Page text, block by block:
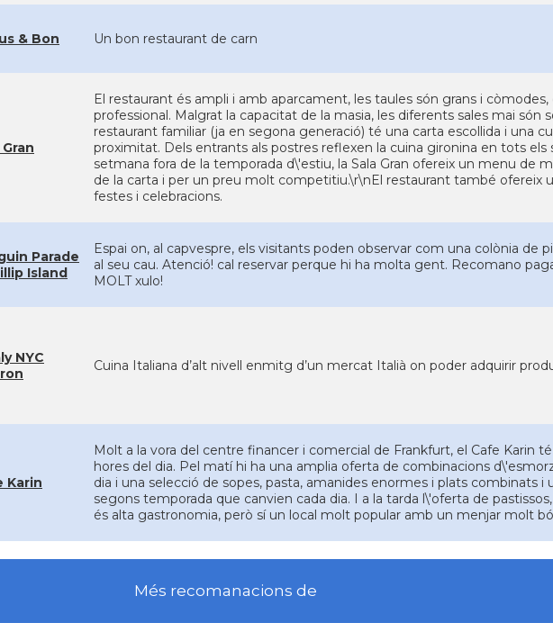
& Bon Un bon restaurant de carn
El restaurant és ampli i amb aparcament, les taules són grans i
professional. Malgrat la capacitat de la masia, les diferents sales mai són
restaurant familiar (ja en segona generació) té una carta escollida i una
proximitat. Dels entrants als postres reflexen la cuina gironina en tots els
setmana fora de la temporada d\'estiu, la Sala Gran ofereix un menu de
de la carta i per un preu molt competitiu.\r\nEl restaurant també ofereix
festes i celebracions.
Parade
Island
Espai on, al capvespre, els visitants poden observar com una colònia de
al seu cau. Atenció! cal reservar perque hi ha molta gent. Recomano
MOLT xulo!
NYC
Cuina Italiana d’alt nivell enmitg d’un mercat Italià on poder adquirir
Karin
Molt a la vora del centre financer i comercial de Frankfurt, el Cafe Karin
hores del dia. Pel matí hi ha una amplia oferta de combinacions
dia i una selecció de sopes, pasta, amanides enormes i plats combinats i
segons temporada que canvien cada dia. I a la tarda l\'oferta de
és alta gastronomia, però sí un local molt popular amb un menjar molt
Més recomanacions de